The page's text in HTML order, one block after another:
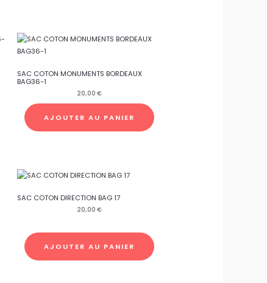
SAC COTON MONUMENTS BORDEAUX
BAG36-1
20,00€
AJOUTER AU PANIER
SAC COTON DIRECTION BAG 17
20,00€
AJOUTER AU PANIER